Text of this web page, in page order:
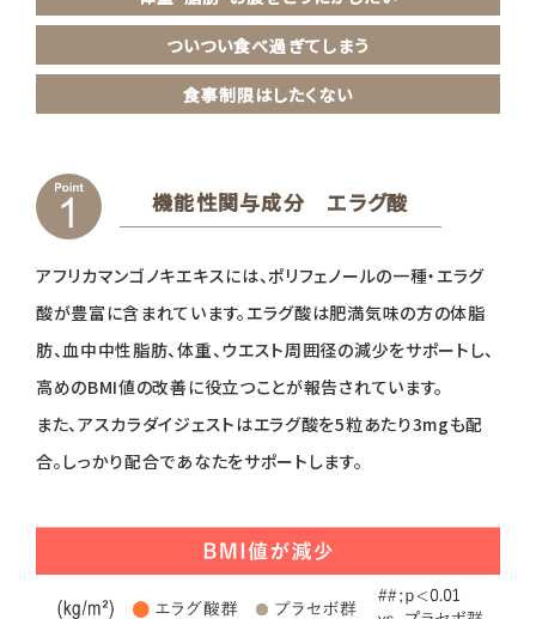
ついつい食べ過ぎてしまう
食事制限はしたくない
機能性関与成分 エラグ酸
アフリカマンゴノキエキスには、ポリフェノールの一種・エラグ
酸が豊富に含まれています。エラグ酸は肥満気味の方の体脂
肪、血中中性脂肪、体重、ウエスト周囲径の減少をサポートし、
高めのBMI値の改善に役立つことが報告されています。
また、アスカラダイジェストはエラグ酸を5粒あたり3mgも配
合。しっかり配合であなたをサポートします。